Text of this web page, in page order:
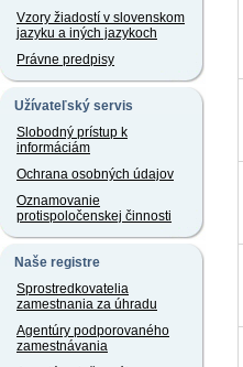
Vzory žiadostí v slovenskom
jazyku a iných jazykoch
Právne predpisy
Užívateľský servis
Slobodný prístup k
informáciám
Ochrana osobných údajov
Oznamovanie
protispoločenskej činnosti
Naše registre
Sprostredkovatelia
zamestnania za úhradu
Agentúry podporovaného
zamestnávania